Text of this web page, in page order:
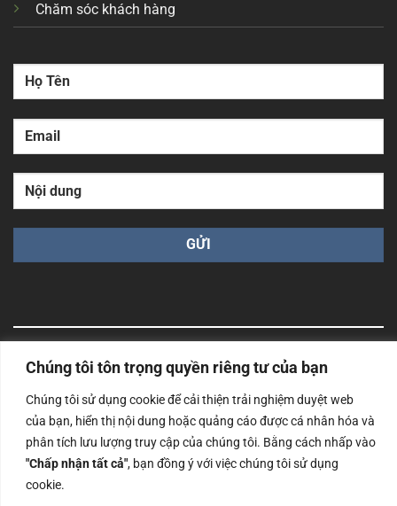
Chúng tôi tôn trọng quyền riêng tư của bạn
Chúng tôi sử dụng cookie để cải thiện trải nghiệm duyệt web
của bạn, hiển thị nội dung hoặc quảng cáo được cá nhân hóa và
phân tích lưu lượng truy cập của chúng tôi. Bằng cách nhấp vào
"Chấp nhận tất cả", bạn đồng ý với việc chúng tôi sử dụng
cookie.
Chăm sóc khách hàng
Công ty TNHH Nam Bình Xương - Số ĐKKD: 0108783483
Nội
Copyrights @2023 Nam Binh Xuong. All Rights Reserved